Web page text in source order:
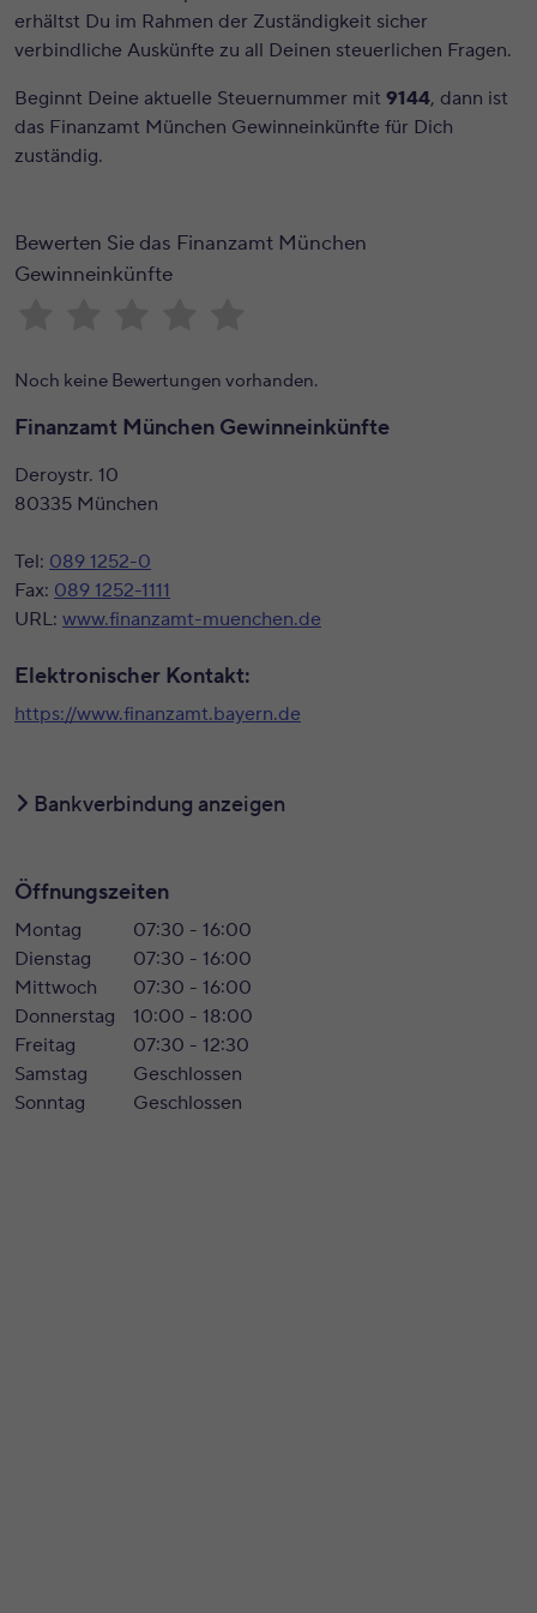
erhältst Du im Rahmen der Zuständigkeit sicher
verbindliche Auskünfte zu all Deinen steuerlichen Fragen.
Beginnt Deine aktuelle Steuernummer mit 9144, dann ist
das Finanzamt München Gewinneinkünfte für Dich
zuständig.
Bewerten Sie das Finanzamt München
Gewinneinkünfte
Noch keine Bewertungen vorhanden.
Finanzamt München Gewinneinkünfte
Deroystr. 10
80335 München
Tel: 089 1252-0
Fax: 089 1252-1111
URL: www.finanzamt-muenchen.de
Elektronischer Kontakt:
https://www.finanzamt.bayern.de
Bankverbindung anzeigen
Öffnungszeiten
Montag
07:30 - 16:00
Dienstag
07:30 - 16:00
Mittwoch
07:30 - 16:00
Donnerstag
10:00 - 18:00
Freitag
07:30 - 12:30
Samstag
Geschlossen
Sonntag
Geschlossen